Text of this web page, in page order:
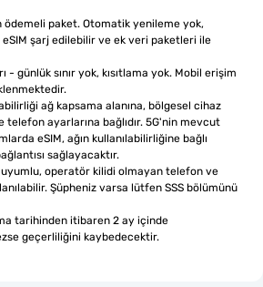
ödemeli paket. Otomatik yenileme yok,
eSIM şarj edilebilir ve ek veri paketleri ile
- günlük sınır yok, kısıtlama yok. Mobil erişim
ağ kapsama alanına, bölgesel cihaz
telefon ayarlarına bağlıdır. 5G'nin mevcut
eSIM, ağın kullanılabilirliğine bağlı
sağlayacaktır.
uyumlu, operatör kilidi olmayan telefon ve
Şüpheniz varsa lütfen SSS bölümünü
tarihinden itibaren 2 ay içinde
geçerliliğini kaybedecektir.